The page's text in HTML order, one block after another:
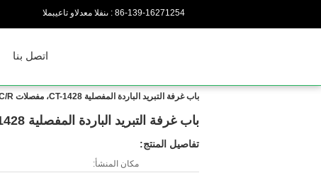
المبيعات والدعم الفنى : 86-139-16271254
اتصل بنا
باب غرفة التبريد الباردة المفصلية CT-1428، مفصلات HVAC/R، مزلاج ومفصلة
باب غرفة التبريد الباردة المفصلية CT-1428، مفصلات HVAC/R، مزلاج ومفصلة
تفاصيل المنتج:
مكان المنشأ: